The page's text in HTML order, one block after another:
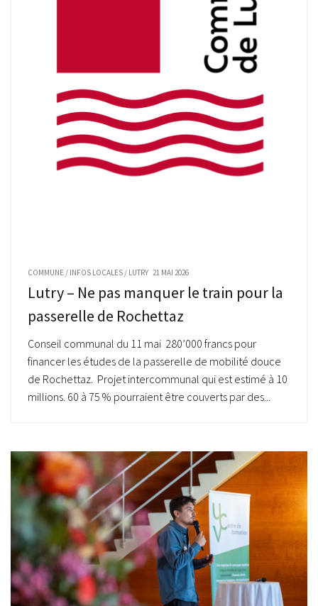
COMMUNE / INFOS LOCALES / LUTRY 21 MAI 2026
Lutry – Ne pas manquer le train pour la
passerelle de Rochettaz
Conseil communal du 11 mai 280’000 francs pour
financer les études de la passerelle de mobilité douce
de Rochettaz. Projet intercommunal qui est estimé à 10
millions. 60 à 75 % pourraient être couverts par des...